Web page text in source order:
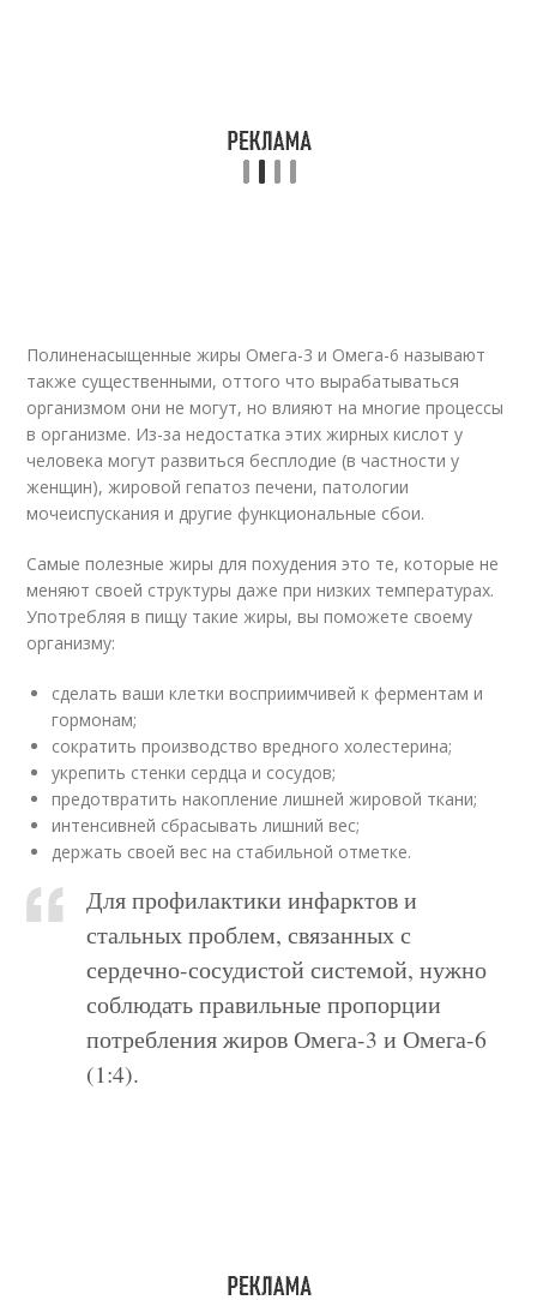
Полиненасыщенные жиры Омега-3 и Омега-6 называют
также существенными, оттого что вырабатываться
организмом они не могут, но влияют на многие процессы
в организме. Из-за недостатка этих жирных кислот у
человека могут развиться бесплодие (в частности у
женщин), жировой гепатоз печени, патологии
мочеиспускания и другие функциональные сбои.
Самые полезные жиры для похудения это те, которые не
меняют своей структуры даже при низких температурах.
Употребляя в пищу такие жиры, вы поможете своему
организму:
сделать ваши клетки восприимчивей к ферментам и
гормонам;
сократить производство вредного холестерина;
укрепить стенки сердца и сосудов;
предотвратить накопление лишней жировой ткани;
интенсивней сбрасывать лишний вес;
держать своей вес на стабильной отметке.
Для профилактики инфарктов и
стальных проблем, связанных с
сердечно-сосудистой системой, нужно
соблюдать правильные пропорции
потребления жиров Омега-3 и Омега-6
(1:4).